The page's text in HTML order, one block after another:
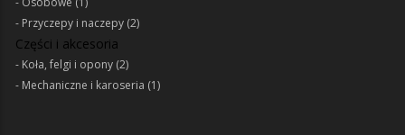
Przyczepy i naczepy (2)
Części i akcesoria
Koła, felgi i opony (2)
Mechaniczne i karoseria (1)